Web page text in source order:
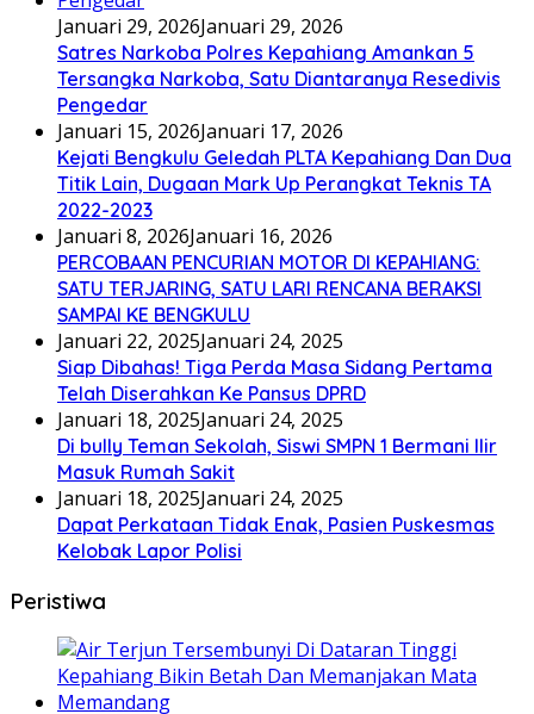
Januari 29, 2026Januari 29, 2026
Satres Narkoba Polres Kepahiang Amankan 5
Tersangka Narkoba, Satu Diantaranya Resedivis
Pengedar
Januari 15, 2026Januari 17, 2026
Kejati Bengkulu Geledah PLTA Kepahiang Dan Dua
Titik Lain, Dugaan Mark Up Perangkat Teknis TA
2022-2023
Januari 8, 2026Januari 16, 2026
PERCOBAAN PENCURIAN MOTOR DI KEPAHIANG:
SATU TERJARING, SATU LARI RENCANA BERAKSI
SAMPAI KE BENGKULU
Januari 22, 2025Januari 24, 2025
Siap Dibahas! Tiga Perda Masa Sidang Pertama
Telah Diserahkan Ke Pansus DPRD
Januari 18, 2025Januari 24, 2025
Di bully Teman Sekolah, Siswi SMPN 1 Bermani Ilir
Masuk Rumah Sakit
Januari 18, 2025Januari 24, 2025
Dapat Perkataan Tidak Enak, Pasien Puskesmas
Kelobak Lapor Polisi
Peristiwa